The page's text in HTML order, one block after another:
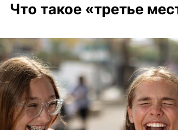
Что такое «третье